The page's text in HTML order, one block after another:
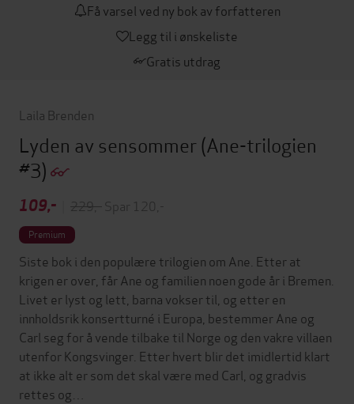
Få varsel ved ny bok av forfatteren
Legg til i ønskeliste
Gratis utdrag
Laila Brenden
Lyden av sensommer(Ane-trilogien
#3)
109,- 229,- Spar 120,-
Premium
Siste bok i den populære trilogien om Ane. Etter at
krigen er over, får Ane og familien noen gode år i Bremen.
Livet er lyst og lett, barna vokser til, og etter en
innholdsrik konsertturné i Europa, bestemmer Ane og
Carl seg for å vende tilbake til Norge og den vakre villaen
utenfor Kongsvinger. Etter hvert blir det imidlertid klart
at ikke alt er som det skal være med Carl, og gradvis
rettes og…